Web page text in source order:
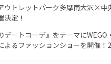
ウトレットパーク多摩南大沢×中
決定！
デートコーデ』をテーマに
よるファッションショーを開催！